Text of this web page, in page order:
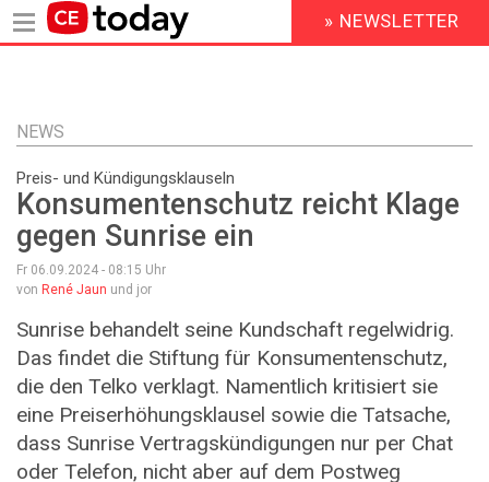
Inhalt
HEADER
MENU
» NEWSLETTER
NEWS
Preis- und Kündigungsklauseln
Konsumentenschutz reicht Klage
gegen Sunrise ein
Fr 06.09.2024 - 08:15 Uhr
von René Jaun und jor
Sunrise behandelt seine Kundschaft regelwidrig.
Das findet die Stiftung für Konsumentenschutz,
die den Telko verklagt. Namentlich kritisiert sie
eine Preiserhöhungsklausel sowie die Tatsache,
dass Sunrise Vertragskündigungen nur per Chat
oder Telefon, nicht aber auf dem Postweg